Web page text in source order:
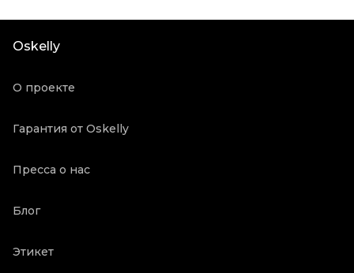
Продавец
Oskelly
О проекте
Гарантия от Oskelly
Пресса о нас
Блог
Этикет